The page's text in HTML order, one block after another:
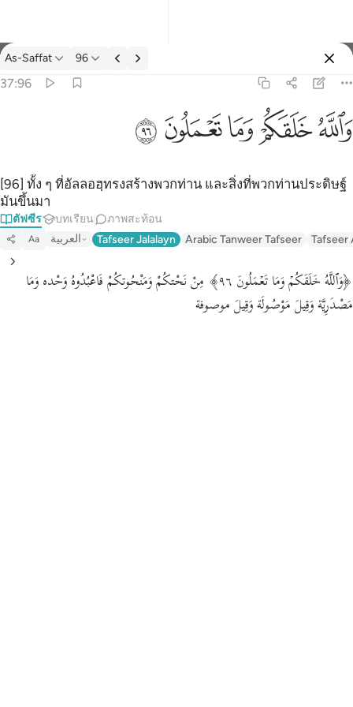
ตัฟซีร: As-Saffat 37:96
As-Saffat 96
37:96
وَٱللَّهُ خَلَقَكُمْ وَمَا تَعْمَلُونَ ٩٦
ﲤﲥﲦﲧﲨ
[96] ทั้ง ๆ ที่อัลลอฮฺทรงสร้างพวกท่าน และสิ่งที่พวกท่านประดิษฐ์
มันขึ้นมา
ตัฟซีร บทเรียน ภาพสะท้อน
Aa العربية Tafseer Jalalayn Arabic Tanweer Tafseer Tafseer
﴿وَٱللَّهُ خَلَقَكُمۡ وَمَا تَعۡمَلُونَ ٩٦﴾ مِنْ نَحْتكُمْ وَمَنْحُوتكُمْ فَاعْبُدُوهُ وَحْده وَمَا
مَصْدَرِيَّة وَقِيلَ مَوْصُولَة وَقِيلَ موصوفة